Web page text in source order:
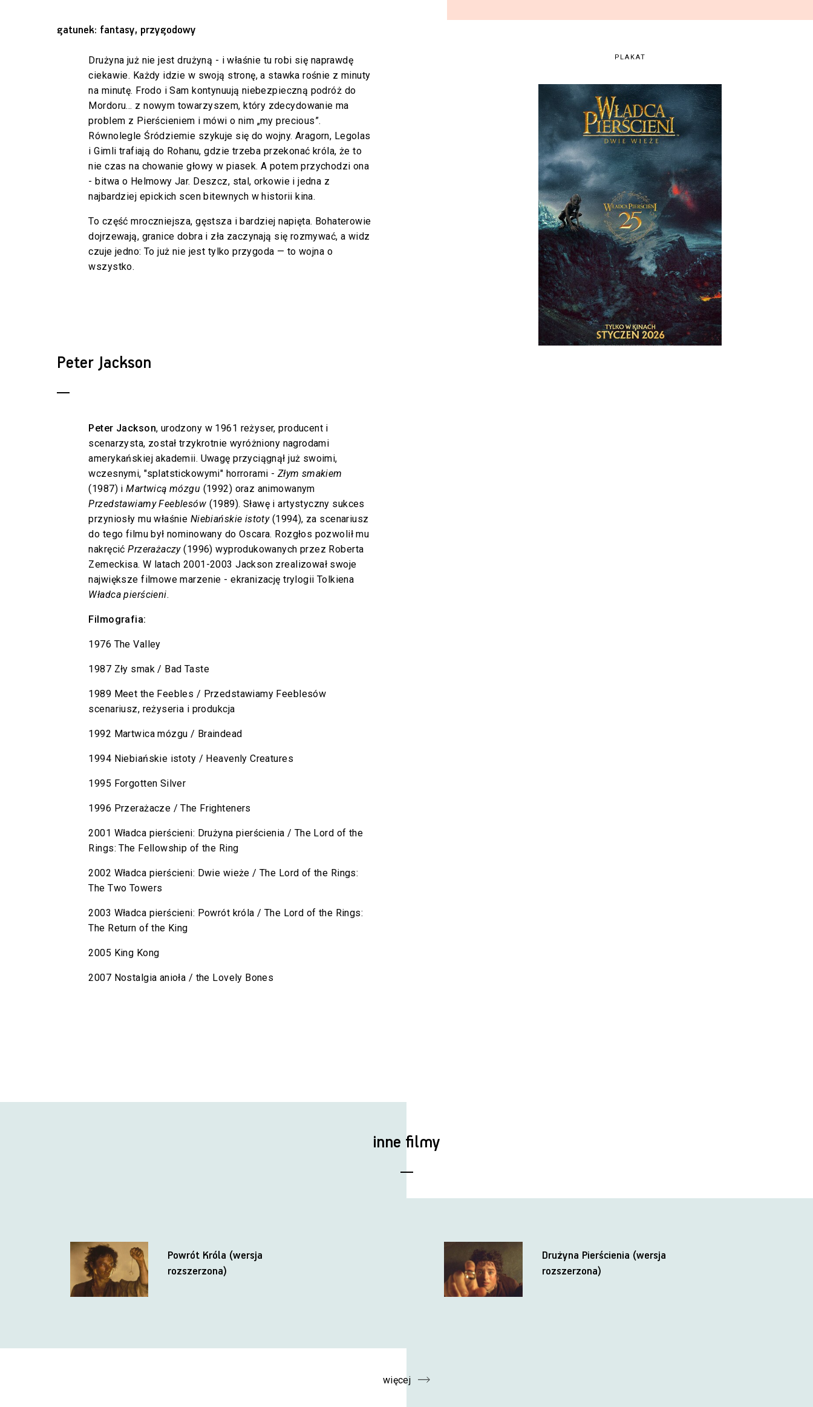
PLAKAT
gatunek: fantasy, przygodowy
Drużyna już nie jest drużyną - i właśnie tu robi się naprawdę
ciekawie. Każdy idzie w swoją stronę, a stawka rośnie z minuty
na minutę. Frodo i Sam kontynuują niebezpieczną podróż do
Mordoru… z nowym towarzyszem, który zdecydowanie ma
problem z Pierścieniem i mówi o nim „my precious”.
Równolegle Śródziemie szykuje się do wojny. Aragorn, Legolas
i Gimli trafiają do Rohanu, gdzie trzeba przekonać króla, że to
nie czas na chowanie głowy w piasek. A potem przychodzi ona
- bitwa o Helmowy Jar. Deszcz, stal, orkowie i jedna z
najbardziej epickich scen bitewnych w historii kina.
To część mroczniejsza, gęstsza i bardziej napięta. Bohaterowie
dojrzewają, granice dobra i zła zaczynają się rozmywać, a widz
czuje jedno: To już nie jest tylko przygoda — to wojna o
wszystko.
Peter Jackson
Peter Jackson, urodzony w 1961 reżyser, producent i
scenarzysta, został trzykrotnie wyróżniony nagrodami
amerykańskiej akademii. Uwagę przyciągnął już swoimi,
wczesnymi, "splatstickowymi" horrorami - Złym smakiem
(1987) iMartwicą mózgu (1992) oraz animowanym
Przedstawiamy Feeblesów (1989). Sławę i artystyczny sukces
przyniosły mu właśnie Niebiańskie istoty(1994), za scenariusz
do tego filmu był nominowany do Oscara. Rozgłos pozwolił mu
nakręcićPrzerażaczy(1996) wyprodukowanych przez Roberta
Zemeckisa. W latach 2001-2003 Jackson zrealizował swoje
największe filmowe marzenie - ekranizację trylogii Tolkiena
Władca pierścieni.
Filmografia:
1976 The Valley
1987 Zły smak / Bad Taste
1989 Meet the Feebles / Przedstawiamy Feeblesów
scenariusz, reżyseria i produkcja
1992 Martwica mózgu / Braindead
1994 Niebiańskie istoty / Heavenly Creatures
1995 Forgotten Silver
1996 Przerażacze / The Frighteners
2001 Władca pierścieni: Drużyna pierścienia / The Lord of the
Rings: The Fellowship of the Ring
2002 Władca pierścieni: Dwie wieże / The Lord of the Rings:
The Two Towers
2003 Władca pierścieni: Powrót króla / The Lord of the Rings:
The Return of the King
2005 King Kong
2007 Nostalgia anioła / the Lovely Bones
inne filmy
Powrót Króla (wersja
rozszerzona)
Drużyna Pierścienia (wersja
rozszerzona)
więcej